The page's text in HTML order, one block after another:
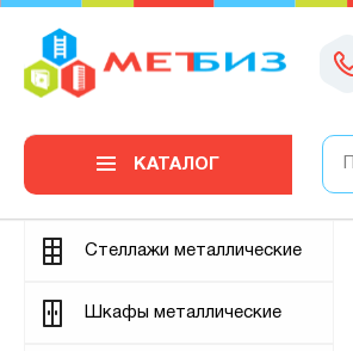
0
КАТАЛОГ
Стеллажи металлические
Шкафы металлические